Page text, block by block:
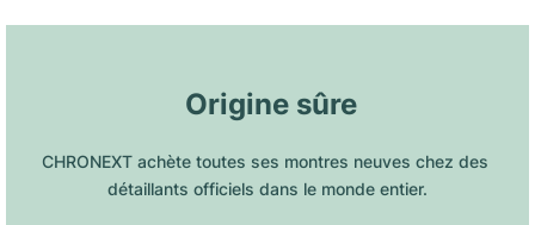
Origine sûre
CHRONEXT achète toutes ses montres neuves chez des
détaillants officiels dans le monde entier.